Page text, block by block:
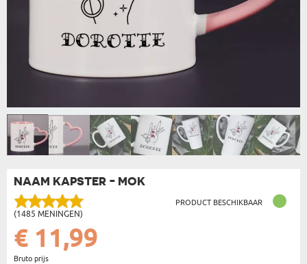
NAAM KAPSTER - MOK
(1485 MENINGEN)
PRODUCT BESCHIKBAAR
€ 11,99
Bruto prijs